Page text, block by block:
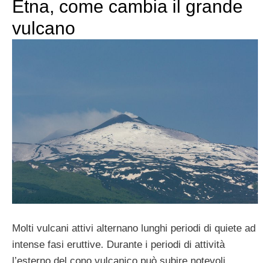
Etna, come cambia il grande
vulcano
Molti vulcani attivi alternano lunghi periodi di quiete ad
intense fasi eruttive. Durante i periodi di attività